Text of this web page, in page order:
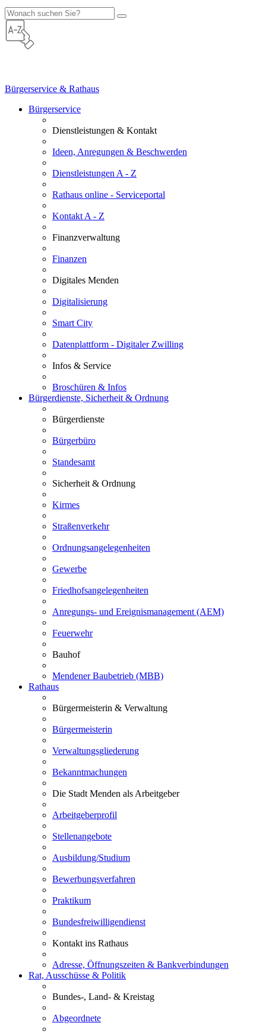
Bürgerservice & Rathaus
Bürgerservice
Dienstleistungen & Kontakt
Ideen, Anregungen & Beschwerden
Dienstleistungen A - Z
Rathaus online - Serviceportal
Kontakt A - Z
Finanzverwaltung
Finanzen
Digitales Menden
Digitalisierung
Smart City
Datenplattform - Digitaler Zwilling
Infos & Service
Broschüren & Infos
Bürgerdienste, Sicherheit & Ordnung
Bürgerdienste
Bürgerbüro
Standesamt
Sicherheit & Ordnung
Kirmes
Straßenverkehr
Ordnungsangelegenheiten
Gewerbe
Friedhofsangelegenheiten
Anregungs- und Ereignismanagement (AEM)
Feuerwehr
Bauhof
Mendener Baubetrieb (MBB)
Rathaus
Bürgermeisterin & Verwaltung
Bürgermeisterin
Verwaltungsgliederung
Bekanntmachungen
Die Stadt Menden als Arbeitgeber
Arbeitgeberprofil
Stellenangebote
Ausbildung/Studium
Bewerbungsverfahren
Praktikum
Bundesfreiwilligendienst
Kontakt ins Rathaus
Adresse, Öffnungszeiten & Bankverbindungen
Rat, Ausschüsse & Politik
Bundes-, Land- & Kreistag
Abgeordnete